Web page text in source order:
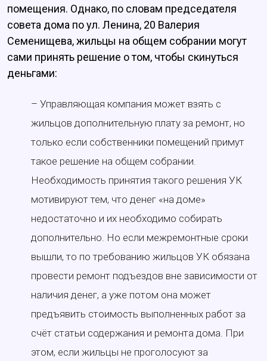
помещения. Однако, по словам председателя
совета дома по ул. Ленина, 20 Валерия
Семенищева, жильцы на общем собрании могут
сами принять решение о том, чтобы скинуться
деньгами:
– Управляющая компания может взять с
жильцов дополнительную плату за ремонт, но
только если собственники помещений примут
такое решение на общем собрании.
Необходимость принятия такого решения УК
мотивируют тем, что денег «на доме»
недостаточно и их необходимо собирать
дополнительно. Но если межремонтные сроки
вышли, то по требованию жильцов УК обязана
провести ремонт подъездов вне зависимости от
наличия денег, а уже потом она может
предъявить стоимость выполненных работ за
счёт статьи содержания и ремонта дома. При
этом, если жильцы не проголосуют за